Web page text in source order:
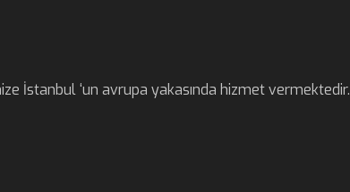
İstanbul ‘un avrupa yakasında hizmet vermektedir.